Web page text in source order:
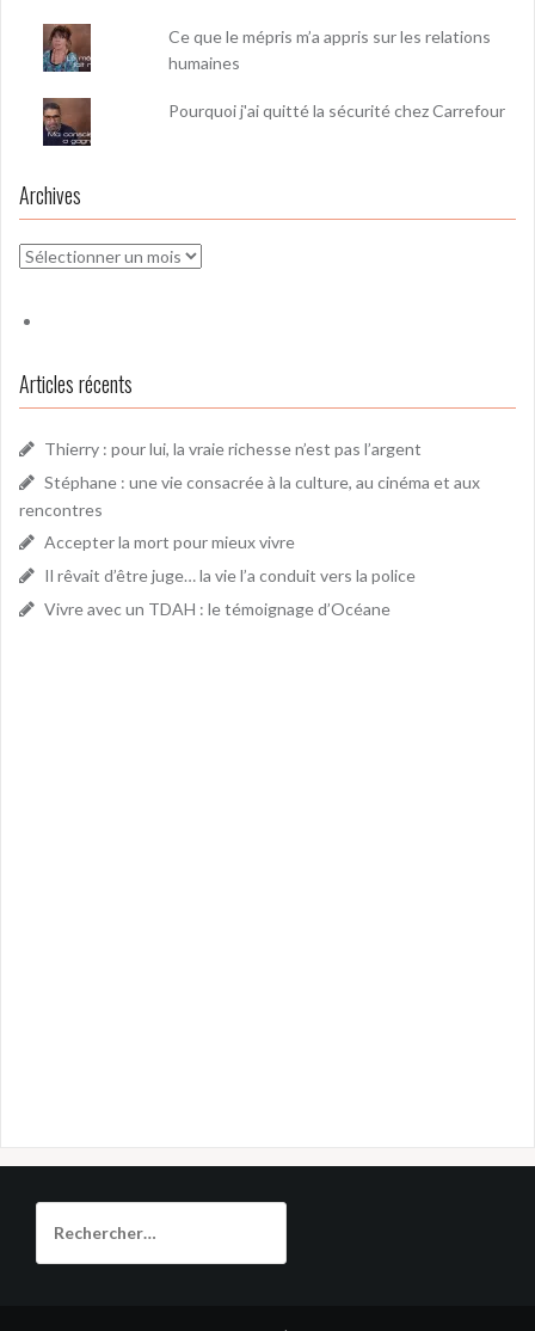
Ce que le mépris m’a appris sur les relations
humaines
Pourquoi j'ai quitté la sécurité chez Carrefour
Archives
Archives
Articles récents
Thierry : pour lui, la vraie richesse n’est pas l’argent
Stéphane : une vie consacrée à la culture, au cinéma et aux
rencontres
Accepter la mort pour mieux vivre
Il rêvait d’être juge… la vie l’a conduit vers la police
Vivre avec un TDAH : le témoignage d’Océane